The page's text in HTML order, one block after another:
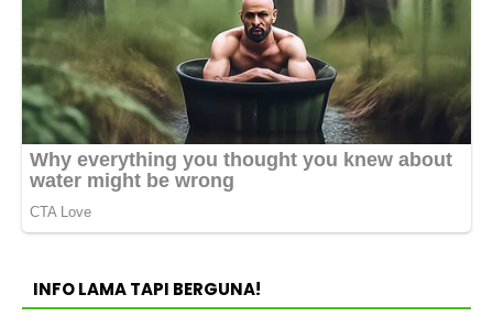
INFO LAMA TAPI BERGUNA!